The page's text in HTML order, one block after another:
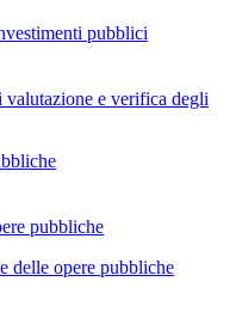
pubblici
e verifica degli
pubbliche
delle opere pubbliche